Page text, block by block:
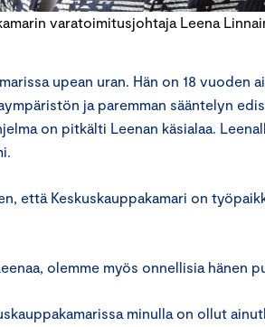
varatoimitusjohtaja Leena
upean uran. Hän on 18 vuoden
ja paremman sääntelyn
on pitkälti Leenan käsialaa.
että Keskuskauppakamari on
olemme myös onnellisia hänen
minulla on ollut